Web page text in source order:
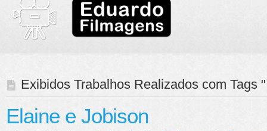
Exibidos Trabalhos Realizados com Tags "
Elaine e Jobison